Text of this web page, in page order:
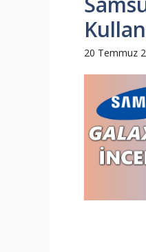
20 Temmuz